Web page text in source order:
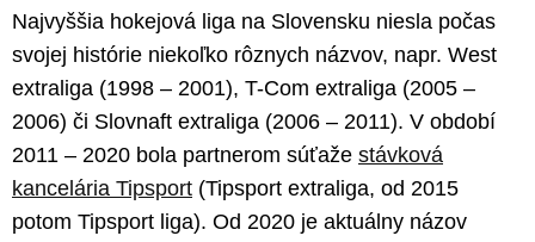
Najvyššia hokejová liga na Slovensku niesla počas
svojej histórie niekoľko rôznych názvov, napr. West
extraliga (1998 – 2001), T-Com extraliga (2005 –
2006) či Slovnaft extraliga (2006 – 2011). V období
2011 – 2020 bola partnerom súťaže stávková
kancelária Tipsport (Tipsport extraliga, od 2015
potom Tipsport liga). Od 2020 je aktuálny názov